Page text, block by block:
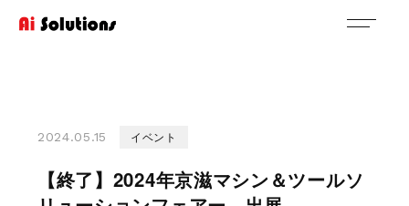
2024.05.15 イベント
【終了】2024年京滋マシン＆ツールソ